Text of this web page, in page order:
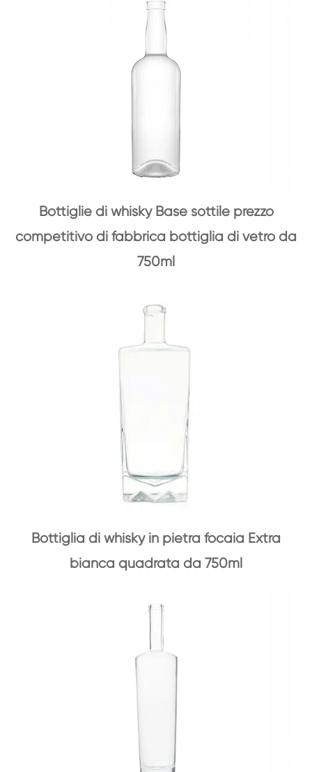
Bottiglie di whisky Base sottile prezzo
competitivo di fabbrica bottiglia di vetro da
750ml
Bottiglia di whisky in pietra focaia Extra
bianca quadrata da 750ml